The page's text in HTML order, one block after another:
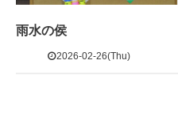
雨水の侯
2026-02-26(Thu)